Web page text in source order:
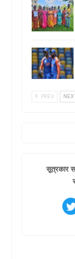
PREV
सूत्रकार